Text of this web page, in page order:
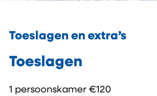
Toeslagen en extra’s
Toeslagen
1 persoonskamer €120